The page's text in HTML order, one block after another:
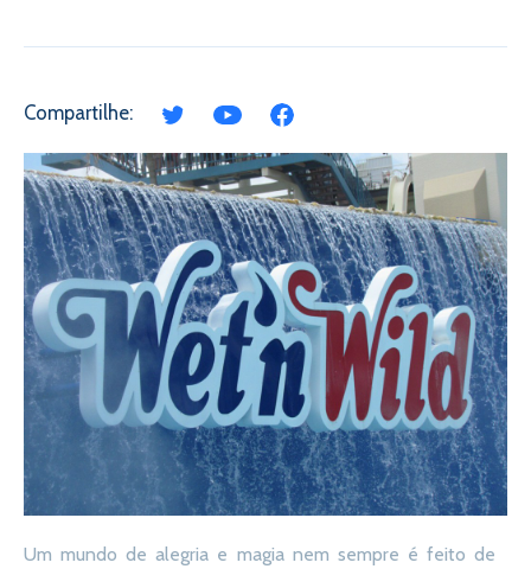
Compartilhe:
Um mundo de alegria e magia nem sempre é feito de